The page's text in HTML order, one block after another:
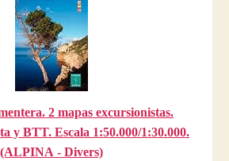
2 mapas excursionistas.
y BTT. Escala 1:50.000/1:30.000.
- Divers)